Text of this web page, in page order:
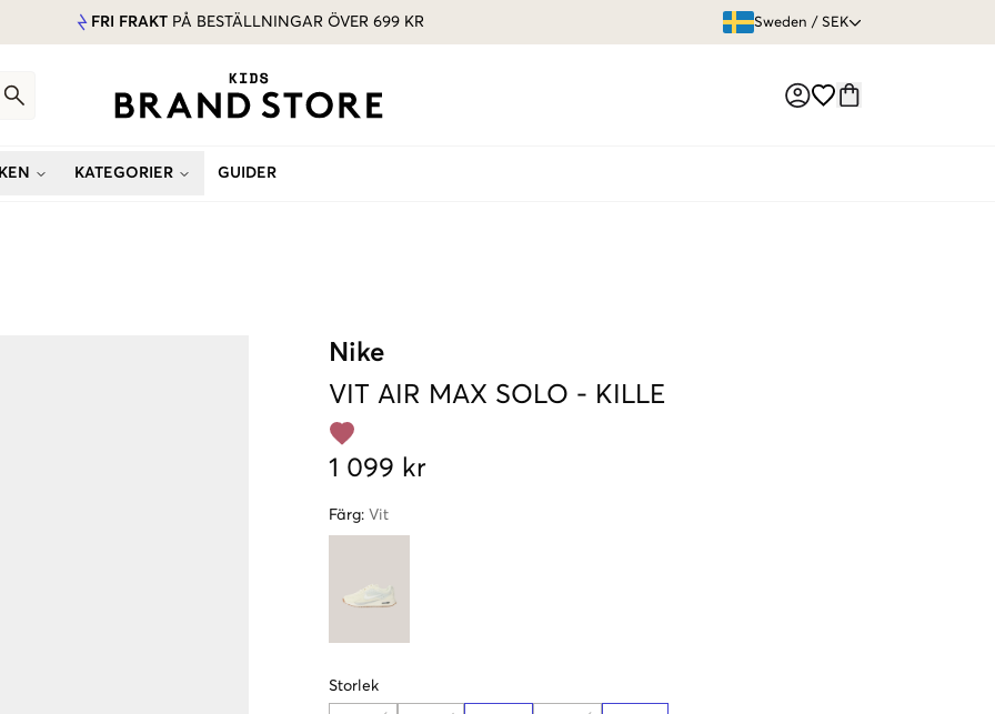
FRI FRAKT PÅ BESTÄLLNINGAR ÖVER 699 KR Sweden / SEK
KATEGORIER GUIDER
Nike
VIT AIR MAX SOLO - KILLE
1 099 kr
Färg: Vit
Storlek